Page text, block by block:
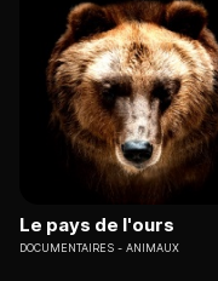
Le pays de l'ours
DOCUMENTAIRES ANIMAUX